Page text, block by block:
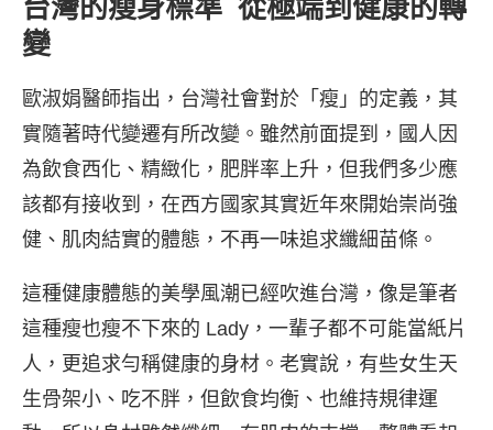
台灣的瘦身標準 從極端到健康的轉
變
歐淑娟醫師指出，台灣社會對於「瘦」的定義，其
實隨著時代變遷有所改變。雖然前面提到，國人因
為飲食西化、精緻化，肥胖率上升，但我們多少應
該都有接收到，在西方國家其實近年來開始崇尚強
健、肌肉結實的體態，不再一味追求纖細苗條。
這種健康體態的美學風潮已經吹進台灣，像是筆者
這種瘦也瘦不下來的 Lady，一輩子都不可能當紙片
人，更追求勻稱健康的身材。老實說，有些女生天
生骨架小、吃不胖，但飲食均衡、也維持規律運